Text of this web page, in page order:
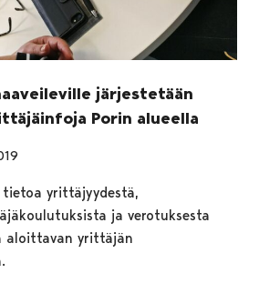
järjestetään
Porin alueella
yrittäjyydestä,
ja verotuksesta
aloittavan yrittäjän